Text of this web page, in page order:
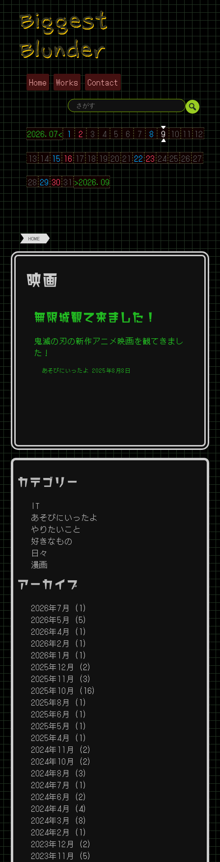
Biggest
Blunder
Home Works Contact
2026.07< 1 2 3 4 5 6 7 8 9 10 11 12
13 14 15 16 17 18 19 20 21 22 23 24 25 26 27
28 29 30 31 >2026.09
HOME
映画
無限城観て来ました！
鬼滅の刃の新作アニメ映画を観てきまし
た！
あそびにいったよ 2025年8月8日
カテゴリー
IT
あそびにいったよ
やりたいこと
好きなもの
日々
漫画
アーカイブ
2026年7月
(1)
2026年5月
(5)
2026年4月
(1)
2026年2月
(1)
2026年1月
(1)
2025年12月
(2)
2025年11月
(3)
2025年10月
(16)
2025年8月
(1)
2025年6月
(1)
2025年5月
(1)
2025年4月
(1)
2024年11月
(2)
2024年10月
(2)
2024年8月
(3)
2024年7月
(1)
2024年6月
(2)
2024年4月
(4)
2024年3月
(8)
2024年2月
(1)
2023年12月
(2)
2023年11月
(5)